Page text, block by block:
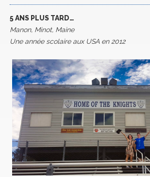
5 ANS PLUS TARD…
Manon, Minot, Maine
Une année scolaire aux USA en 2012